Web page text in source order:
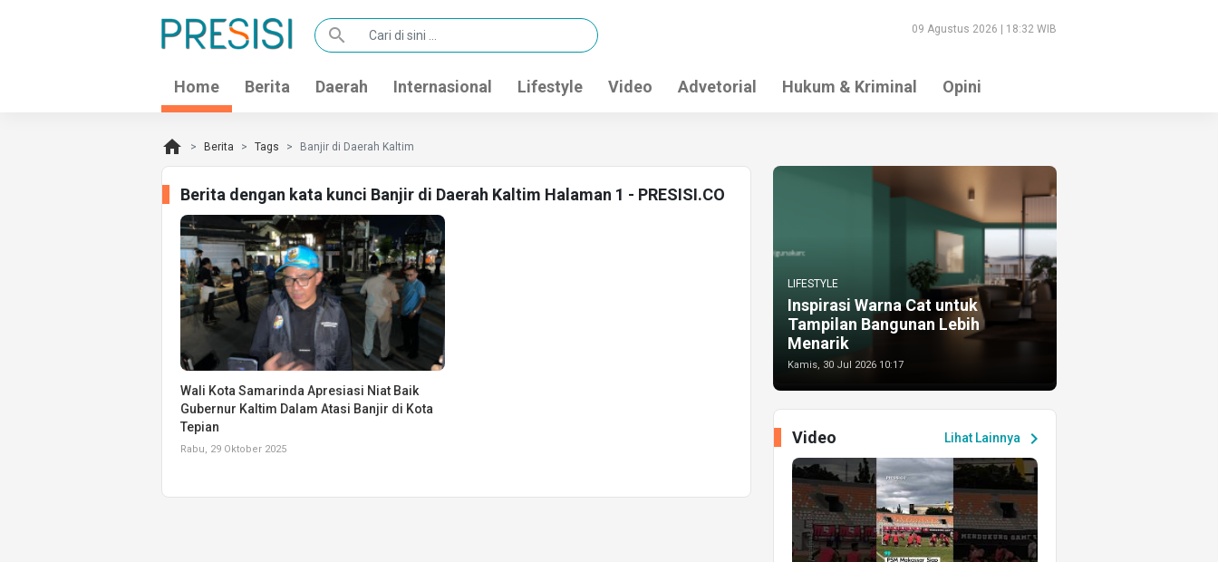
search 09 Agustus 2026 | 18:32 WIB
Home Berita Daerah Internasional Lifestyle Video Advetorial Hukum & Kriminal Opini
home Berita Tags Banjir di Daerah Kaltim
Berita dengan kata kunci Banjir di Daerah Kaltim Halaman 1 - PRESISI.CO
Wali Kota Samarinda Apresiasi Niat Baik
Gubernur Kaltim Dalam Atasi Banjir di Kota
Tepian
Rabu, 29 Oktober 2025
LIFESTYLE
Inspirasi Warna Cat untuk
Tampilan Bangunan Lebih
Menarik
Kamis, 30 Jul 2026 10:17
Lihat Lainnya chevron_right
Video